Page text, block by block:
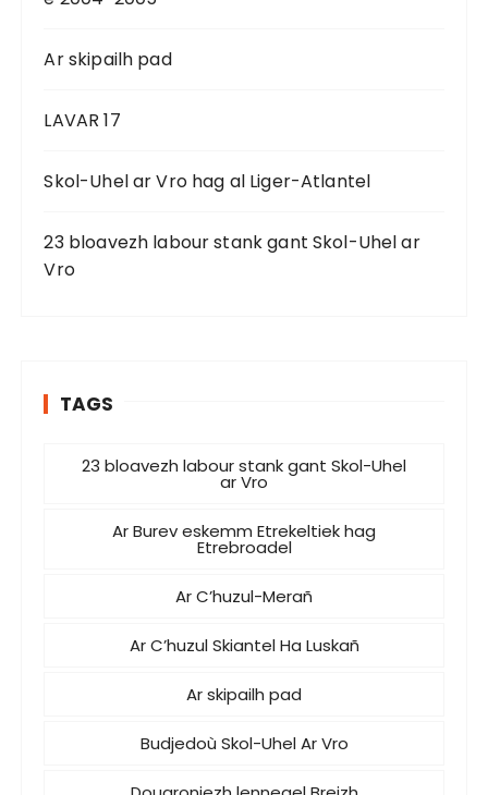
Ar skipailh pad
LAVAR 17
Skol-Uhel ar Vro hag al Liger-Atlantel
23 bloavezh labour stank gant Skol-Uhel ar
Vro
TAGS
23 bloavezh labour stank gant Skol-Uhel
ar Vro
Ar Burev eskemm Etrekeltiek hag
Etrebroadel
Ar C’huzul-Merañ
Ar C’huzul Skiantel Ha Luskañ
Ar skipailh pad
Budjedoù Skol-Uhel Ar Vro